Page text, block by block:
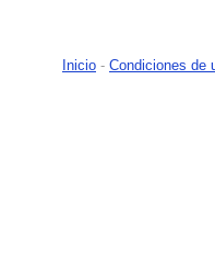
Inicio - Condiciones de